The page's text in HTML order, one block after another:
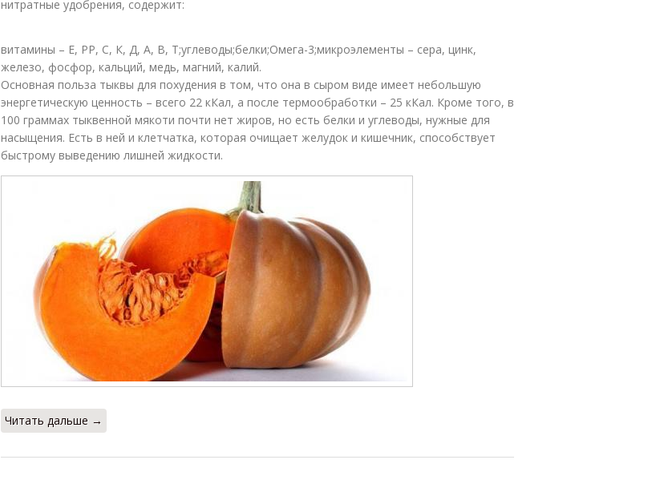
Сок с мякотью
Ингредиенты
для сок
Блюда для
Свекольный сок
Отвар для
похудения
Салат для
похудения
Грейпфрутовый
сок
похудения
Вред для
похудения
Кефир с
томатным соком
похудения
нитратные удобрения, содержит:
витамины – Е, РР, С, К, Д, А, В, Т;углеводы;белки;Омега-3;микроэлементы – сера, цинк,
железо, фосфор, кальций, медь, магний, калий.
Основная польза тыквы для похудения в том, что она в сыром виде имеет небольшую
энергетическую ценность – всего 22 кКал, а после термообработки – 25 кКал. Кроме того, в
100 граммах тыквенной мякоти почти нет жиров, но есть белки и углеводы, нужные для
насыщения. Есть в ней и клетчатка, которая очищает желудок и кишечник, способствует
быстрому выведению лишней жидкости.
Читать дальше →